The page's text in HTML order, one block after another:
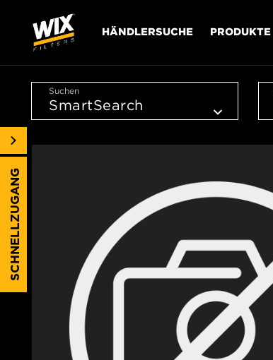
HÄNDLERSUCHE PRODUKTE
Suchen
SCHNELLZUGANG